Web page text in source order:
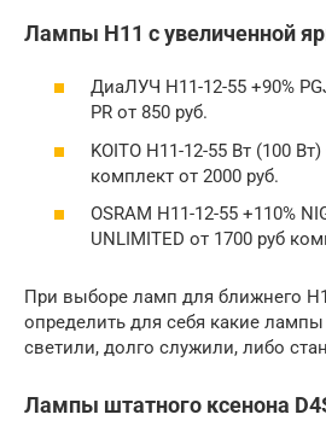
Лампы H11 с увеличенной
ДиаЛУЧ H11-12-55 +90%
PR от 850 руб.
KOITO H11-12-55 Вт (100
комплект от 2000 руб.
OSRAM H11-12-55 +110%
UNLIMITED от 1700 руб
При выборе ламп для ближнего
определить для себя какие
светили, долго служили, либо
Лампы штатного ксенона